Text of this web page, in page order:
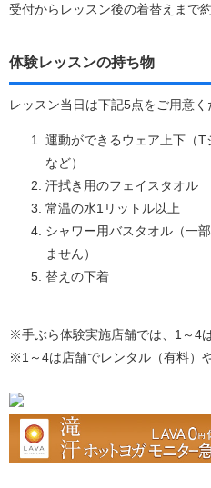
受付からレッスン後の着替えまで
体験レッスンの持ち物
レッスン当日は下記5点をご用意く
運動ができるウェア上下（
など）
汗拭き用のフェイスタオル
常温の水1リットル以上
シャワー用バスタオル（一
ません）
替えの下着
※手ぶら体験実施店舗では、1～4
※1～4は店舗でレンタル（有料）